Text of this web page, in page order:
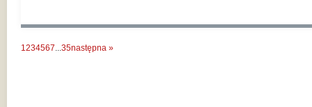
1234567...35następna »